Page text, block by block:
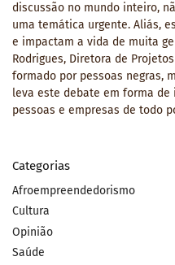
discussão no mundo inteiro,
uma temática urgente. Aliás,
e impactam a vida de muita
Rodrigues, Diretora de
formado por pessoas negras,
leva este debate em forma
pessoas e empresas de todo
Categorias
Afroempreendedorismo
Cultura
Opinião
Saúde